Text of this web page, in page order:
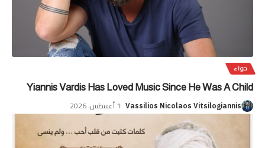
حواء
Yiannis Vardis Has Loved Music Since He Was A Child
Vassilios Nicolaos Vitsilogiannis 1 أغسطس، 2026